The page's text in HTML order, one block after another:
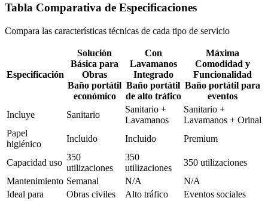
Tabla Comparativa de Especificaciones
Compara las características técnicas de cada tipo de servicio
Especificación
Solución
Básica para
Obras
Baño portátil
económico
Con
Lavamanos
Integrado
Baño portátil
de alto tráfico
Máxima
Comodidad y
Funcionalidad
Baño portátil para
eventos
Incluye
Sanitario
Sanitario +
Lavamanos
Sanitario +
Lavamanos + Orinal
Papel
higiénico
Incluido Incluido Premium
Capacidad uso
350
utilizaciones
350
utilizaciones
350 utilizaciones
Mantenimiento Semanal N/A
N/A
Ideal para
Obras civiles Alto tráfico
Eventos sociales